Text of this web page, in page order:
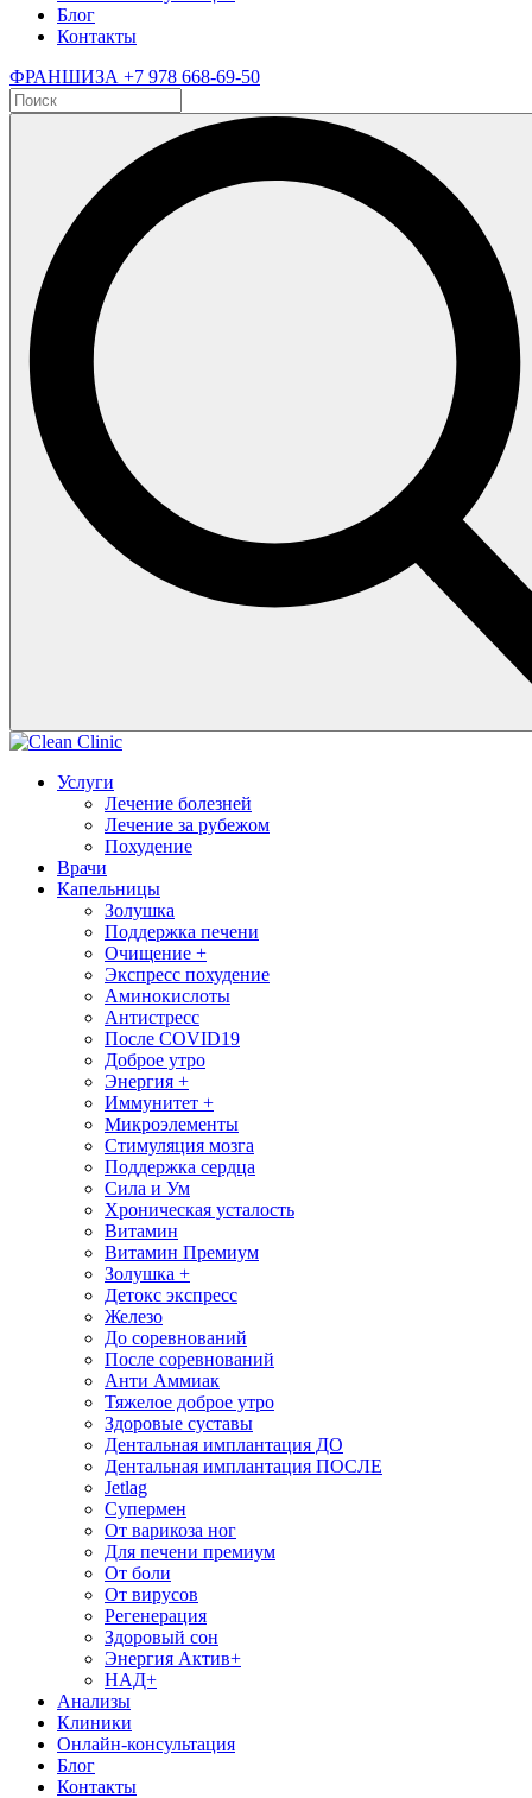
Блог
Контакты
ФРАНШИЗА +7 978 668-69-50
Услуги
Лечение болезней
Лечение за рубежом
Похудение
Врачи
Капельницы
Золушка
Поддержка печени
Очищение +
Экспресс похудение
Аминокислоты
Антистресс
После COVID19
Доброе утро
Энергия +
Иммунитет +
Микроэлементы
Стимуляция мозга
Поддержка сердца
Сила и Ум
Хроническая усталость
Витамин
Витамин Премиум
Золушка +
Детокс экспресс
Железо
До соревнований
После соревнований
Анти Аммиак
Тяжелое доброе утро
Здоровые суставы
Дентальная имплантация ДО
Дентальная имплантация ПОСЛЕ
Jetlag
Супермен
От варикоза ног
Для печени премиум
От боли
От вирусов
Регенерация
Здоровый сон
Энергия Актив+
НАД+
Анализы
Клиники
Онлайн-консультация
Блог
Контакты